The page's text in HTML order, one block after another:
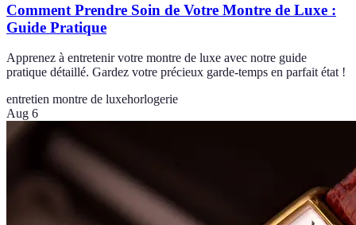
Comment Prendre Soin de Votre Montre de Luxe :
Guide Pratique
Apprenez à entretenir votre montre de luxe avec notre guide
pratique détaillé. Gardez votre précieux garde-temps en parfait état !
entretien montre de luxehorlogerie
Aug 6